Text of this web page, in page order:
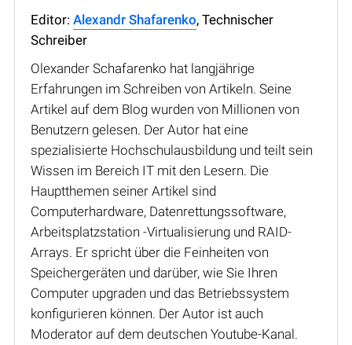
Editor: Alexandr Shafarenko, Technischer
Schreiber
Olexander Schafarenko hat langjährige
Erfahrungen im Schreiben von Artikeln. Seine
Artikel auf dem Blog wurden von Millionen von
Benutzern gelesen. Der Autor hat eine
spezialisierte Hochschulausbildung und teilt sein
Wissen im Bereich IT mit den Lesern. Die
Hauptthemen seiner Artikel sind
Computerhardware, Datenrettungssoftware,
Arbeitsplatzstation -Virtualisierung und RAID-
Arrays. Er spricht über die Feinheiten von
Speichergeräten und darüber, wie Sie Ihren
Computer upgraden und das Betriebssystem
konfigurieren können. Der Autor ist auch
Moderator auf dem deutschen Youtube-Kanal.